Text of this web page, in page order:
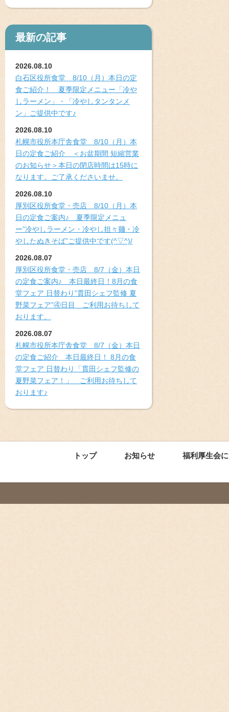
最新の記事
2026.08.10
白石区役所食堂 8/10（月）本日の定
食ご紹介！ 夏季限定メニュー「冷や
しラーメン」・「冷やしタンタンメ
ン」ご提供中です♪
2026.08.10
札幌市役所本庁舎食堂 8/10（月）本
日の定食ご紹介 ＜お盆期間 短縮営業
のお知らせ＞本日の閉店時間は15時に
なります。ご了承くださいませ。
2026.08.10
厚別区役所食堂・売店 8/10（月）本
日の定食ご案内♪ 夏季限定メニュ
ー”冷やしラーメン・冷やし担々麺・冷
やしたぬきそば”ご提供中です(^▽^)/
2026.08.07
厚別区役所食堂・売店 8/7（金）本日
の定食ご案内♪ 本日最終日！8月の食
堂フェア 日替わり”貫田シェフ監修 夏
野菜フェア”④日目 ご利用お待ちして
おります。
2026.08.07
札幌市役所本庁舎食堂 8/7（金）本日
の定食ご紹介 本日最終日！ 8月の食
堂フェア 日替わり「貫田シェフ監修の
夏野菜フェア！」 ご利用お待ちして
おります♪
トップ お知らせ 福利厚生会